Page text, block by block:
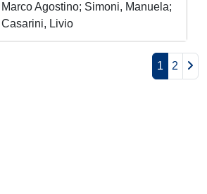
Agostino; Simoni, Manuela;
Livio
1 2